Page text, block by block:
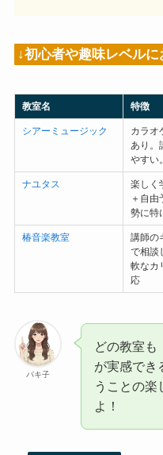
↓初心者や趣味レベル
教室名 特徴
シアーミュージック
カラオ
あり。
やすい。
ナユタス
楽しく
＋自由
勢に特
椿音楽教室
講師の
で相談
軟なカ
応
パキ子
どの教室も
が実感でき
うことの楽
よ！